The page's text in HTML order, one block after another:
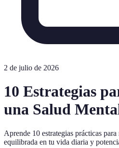
2 de julio de 2026
10 Estrategias
una Salud
Aprende 10 estrategias prácticas
equilibrada en tu vida diaria y